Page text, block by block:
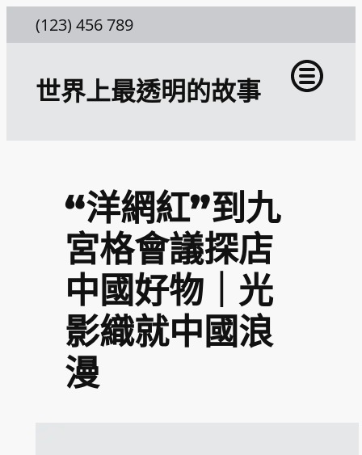
至
(123) 456 789
世界上最透明的故事
“洋網紅”到九
宮格會議探店
中國好物｜光
影織就中國浪
漫